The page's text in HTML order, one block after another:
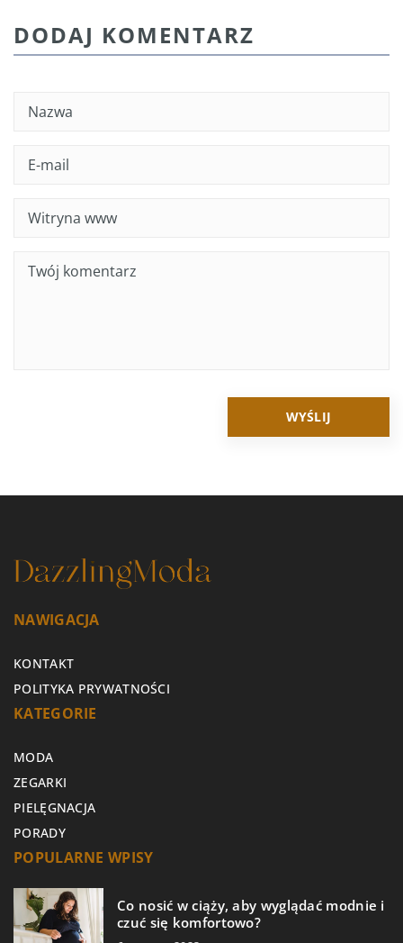
DODAJ KOMENTARZ
NAWIGACJA
KONTAKT
POLITYKA PRYWATNOŚCI
KATEGORIE
MODA
ZEGARKI
PIELĘGNACJA
PORADY
POPULARNE WPISY
Co nosić w ciąży, aby wyglądać modnie i
czuć się komfortowo?